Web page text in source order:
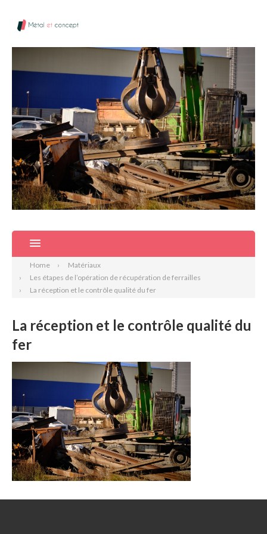
Home
Matériaux
Les étapes de l’opération de récupération de ferrailles
La réception et le contrôle qualité du fer
La réception et le contrôle qualité du
fer